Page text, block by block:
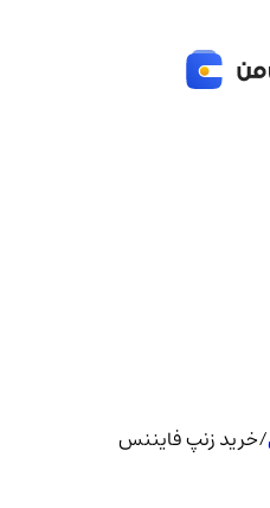
خرید زنپ فایننس